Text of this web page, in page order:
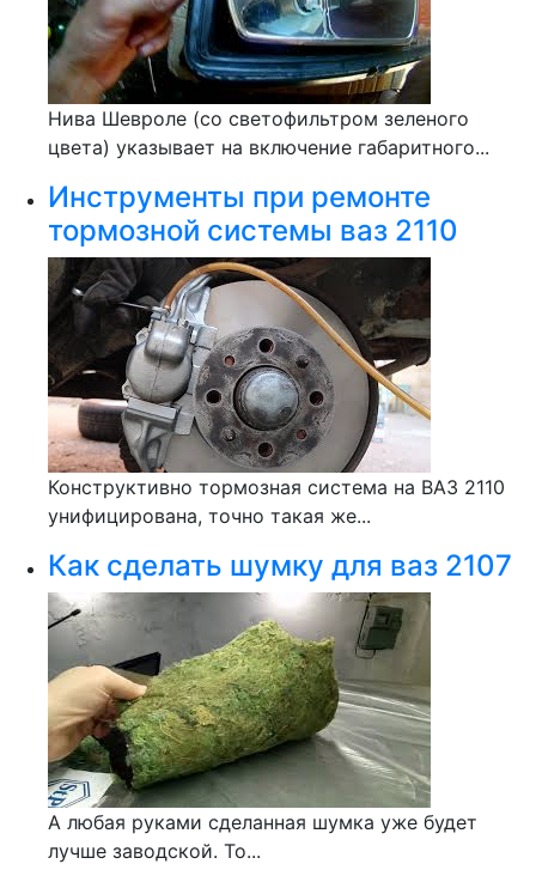
Нива Шевроле (со светофильтром зеленого
цвета) указывает на включение габаритного...
Инструменты при ремонте
тормозной системы ваз 2110
Конструктивно тормозная система на ВАЗ 2110
унифицирована, точно такая же...
Как сделать шумку для ваз 2107
А любая руками сделанная шумка уже будет
лучше заводской. То...